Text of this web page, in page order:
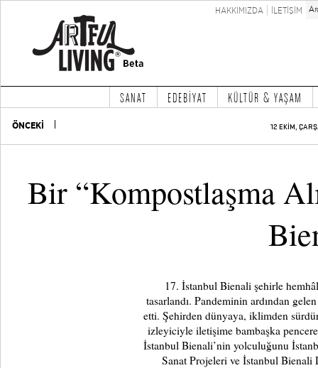
HAKKIMIZDA İLETİŞİM
SANAT EDEBİYAT KÜLTÜR & YAŞAM
ÖNCEKİ 12 EKİM,
Bir “Kompostlaşma
17. İstanbul Bienali şehirle
tasarlandı. Pandeminin ardından
etti. Şehirden dünyaya, iklimden
izleyiciyle iletişime bambaşka
İstanbul Bienali’nin yolculuğunu
Sanat Projeleri ve İstanbul